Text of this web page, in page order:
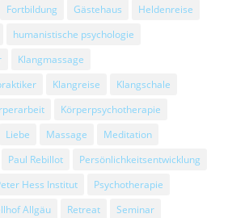
Fortbildung Gästehaus
Heldenreise
humanistische psychologie
Klangmassage
Klangreise
Klangschale
Körperpsychotherapie
Liebe Massage
Meditation
Paul Rebillot
Persönlichkeitsentwicklung
Hess Institut
Psychotherapie
Allgäu Retreat
Seminar